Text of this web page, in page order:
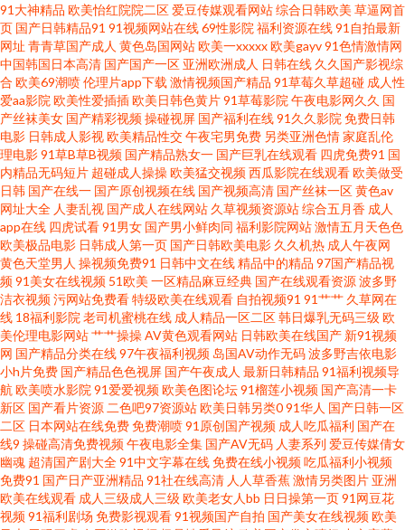
在线视频 91传谋视频 久久9久久 91草网 国产黄色在线 91福利夜夜 国产图片
23区 先锋资源吧在线9 豆花91社区官方地址 亚洲淫爱网 成人在线观看91 婷
婷激情进入 国产高清二区 五月天综合色图 wwwsao66 日韩无码成人网 www
婷婷五月 婷婷丁香一区二区 99在线视频精品 欧日美一本道 99视频总站 日日
夜夜肏妹子 91尤物网页 人妻精品免费 91日本韩国 欧美亚洲日韩国产另类 91
探花在线视频 男人天堂网av五月天 91精品高跟玉足 久草论坛 91福利社区 黑
丝被入 一本道AV性爱无码 成AV人不卡在线 亚州欧美成人小说网 国产精品视
频色色 豆花社区久久 新不卡Av在线观看 国产91在线播放 五月天婷婷美眉综
合 www欧美成人cn 视频四区在线免费观看 成人导航福利在线视频 婷婷五月
份欧美 国产操小浪穴AV片 香蕉手机在线 国产传媒第37页 亚洲第五页 黑丝在
线 91国产精品视频在线 老司机福利微拍 91爽片网站 影音先锋人妻在线A片
黄色视频热99 91成人小电影 韩国不卡群 91TV做爱视频 久久亚洲天堂 91黑
91大神精品 欧美怡红院院二区爱豆传媒观看网站综合日韩欧美 草逼网首
页 国产日韩精品91 91视频网站在线69性影院 福利资源在线91自拍最新
网址 青青草国产成人 黄色岛国网站欧美一xxxxx欧美gayv91色情激情网
中国韩国日本高清 国产国产一区 亚洲欧洲成人 日韩在线 久久国产影视综
合 欧美69潮喷伦理片app下载 激情视频国产精品 91草莓久草超碰 成人性
爱aa影院 欧美性爱插插欧美日韩色黄片91草莓影院 午夜电影网久久 国
产丝袜美女 国产精彩视频操碰视屏 国产福利在线91久久影院 免费日韩
电影 日韩成人影视欧美精品性交午夜宅男免费 另类亚洲色情家庭乱伦
理电影91草B草B视频 国产精品熟女一 国产巨乳在线观看 四虎免费91 国
内精品无码短片 超碰成人操操欧美猛交视频西瓜影院在线观看欧美做受
日韩 国产在线一 国产原创视频在线 国产视频高清 国产丝袜一区黄色av
网址大全 人妻乱视 国产成人在线网站 久草视频资源站综合五月香 成人
app在线 四虎试看91男女 国产男小鲜肉同 福利影院网站激情五月天色色
欧美极品电影 日韩成人第一页 国产日韩欧美电影 久久机热 成人午夜网
黄色天堂男人 操视频免费91 日韩中文在线精品中的精品 97国产精品视
频91美女在线视频 51欧美 一区精品麻豆经典 国产在线观看资源波多野
洁衣视频污网站免费看特级欧美在线观看 自拍视频91 91艹艹 久草网在
线 18福利影院 老司机蜜桃在线 成人精品一区二区韩日爆乳无码三级 欧
美伦理电影网站艹艹操操AV黄色观看网站 日韩欧美在线国产 新91视频
网 国产精品分类在线97午夜福利视频 岛国AV动作无码波多野吉依电影
小h片免费 国产精品色色视屏 国产午夜成人 最新日韩精品 91福利视频导
航 欧美喷水影院 91爱爱视频欧美色图论坛91榴莲小视频 国产高清一卡
新区 国产看片资源 二色吧97资源站欧美日韩另类091华人 国产日韩一区
二区 日本网站在线免费免费潮喷91原创国产视频 成人吃瓜福利 国产在
线9 操碰高清免费视频午夜电影全集 国产AV无码 人妻系列 爱豆传媒倩女
幽魂 超清国产剧大全91中文字幕在线免费在线小视频吃瓜福利小视频
免费91 国产日产亚洲精品 91社在线高清 人人草香蕉激情另类图片 亚洲
欧美在线观看 成人三级成人三级 欧美老女人bb 日日操第一页91网豆花
视频91福利剧场 免费影视观看91视频国产自拍 国产美女在线视频欧美